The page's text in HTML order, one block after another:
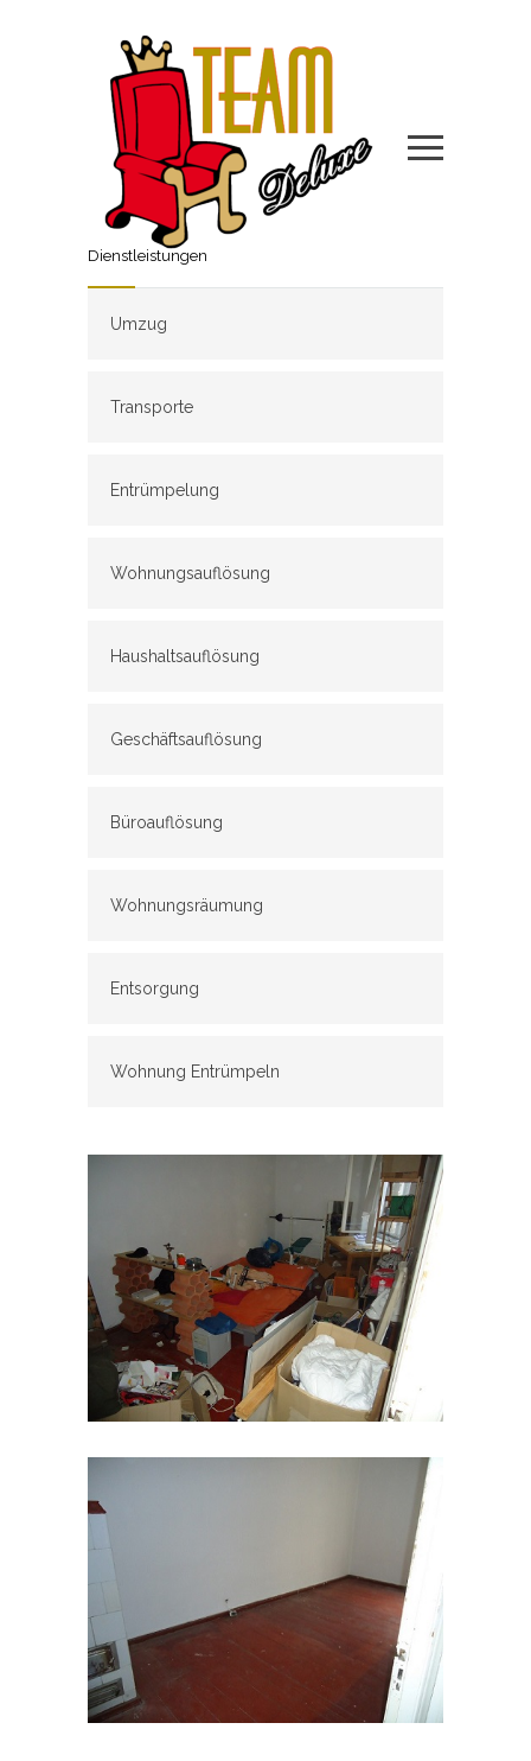
Dienstleistungen
Umzug
Transporte
Entrümpelung
Wohnungsauflösung
Haushaltsauflösung
Geschäftsauflösung
Büroauflösung
Wohnungsräumung
Entsorgung
Wohnung Entrümpeln